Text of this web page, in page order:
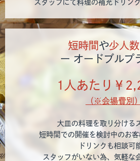
スタッフにて料理の補充ドリン
短時間 や少人数
ー オードブルプ
1人あたり￥
（※会場費別）
大皿の料理を取り分ける
短時間での開催を検討中のお客
ドリンクも相談可
スタッフがいない為、気軽な